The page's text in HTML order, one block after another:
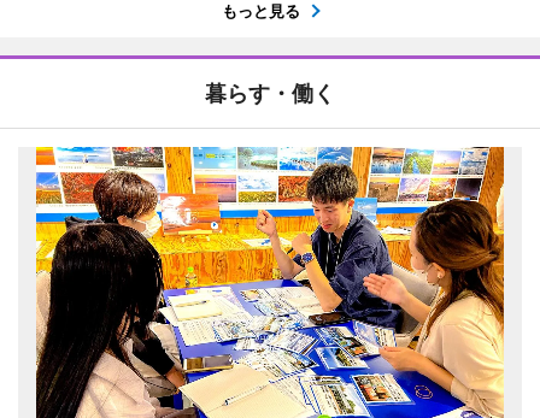
もっと見る
暮らす・働く